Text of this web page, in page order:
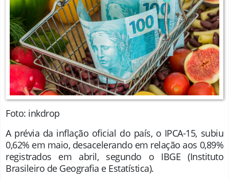
Foto: inkdrop
A prévia da inflação oficial do país, o IPCA-15, subiu
0,62% em maio, desacelerando em relação aos 0,89%
registrados em abril, segundo o IBGE (Instituto
Brasileiro de Geografia e Estatística).